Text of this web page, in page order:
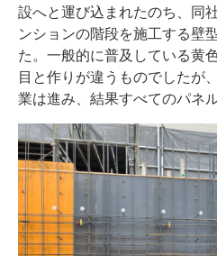
設へと運び込まれたのち、同
ンションの階段を施工する壁
た。一般的に普及している黄
目と作りが違うものでしたが
業は進み、結果すべてのパネ